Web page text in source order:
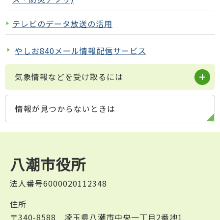
テレビのデータ放送の活用
やしお840メール情報配信サービス
気象情報などを受け取るには
情報が見つからないときは
八潮市役所
法人番号6000020112348
住所
〒340-8588 埼玉県八潮市中央一丁目2番地1